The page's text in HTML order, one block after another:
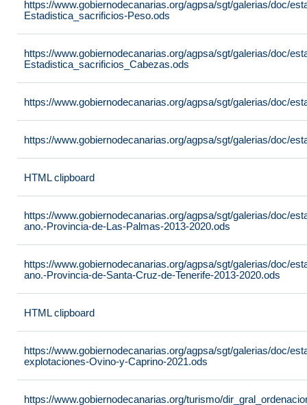
https://www.gobiernodecanarias.org/agpsa/sgt/galerias/doc/
Estadistica_sacrificios-Peso.ods
https://www.gobiernodecanarias.org/agpsa/sgt/galerias/doc/
Estadistica_sacrificios_Cabezas.ods
https://www.gobiernodecanarias.org/agpsa/sgt/galerias/doc/
https://www.gobiernodecanarias.org/agpsa/sgt/galerias/doc/
HTML clipboard
https://www.gobiernodecanarias.org/agpsa/sgt/galerias/doc/
ano.-Provincia-de-Las-Palmas-2013-2020.ods
https://www.gobiernodecanarias.org/agpsa/sgt/galerias/doc/
ano.-Provincia-de-Santa-Cruz-de-Tenerife-2013-2020.ods
HTML clipboard
https://www.gobiernodecanarias.org/agpsa/sgt/galerias/doc/
explotaciones-Ovino-y-Caprino-2021.ods
https://www.gobiernodecanarias.org/turismo/